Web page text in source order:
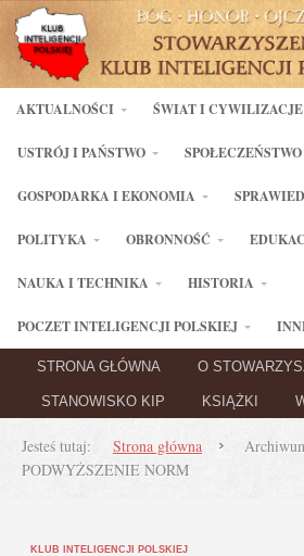
AKTUALNOŚCI ŚWIAT I CYWILIZACJE
USTRÓJ I PAŃSTWO
GOSPODARKA I EKONOMIA
POLITYKA OBRONNOŚĆ
NAUKA I TECHNIKA HISTORIA
POCZET INTELIGENCJI POLSKIEJ
STRONA GŁÓWNA O
STANOWISKO KIP KSIĄŻKI
Jesteś tutaj: Strona główna
PODWYŻSZENIE NORM
KLUB INTELIGENCJI POLSKIEJ